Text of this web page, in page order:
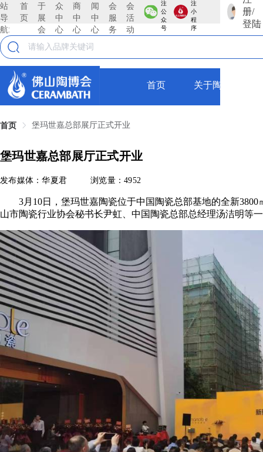
站
导
航:
首
页
于
展
会
众
中
心
商
中
心
闻
中
心
会
服
务
会
活
动
注
公
众
号
注
小
程
序
册/
登陆
首页 关于陶博会
首页 堡玛世嘉总部展厅正式开业
堡玛世嘉总部展厅正式开业
发布媒体：华夏君 浏览量：4952
3月10日，堡玛世嘉陶瓷位于中国陶瓷总部基地的全新3800
山市陶瓷行业协会秘书长尹虹、中国陶瓷总部总经理汤洁明等